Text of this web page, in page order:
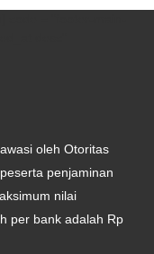
oleh Otoritas
penjaminan
nilai
per bank adalah Rp